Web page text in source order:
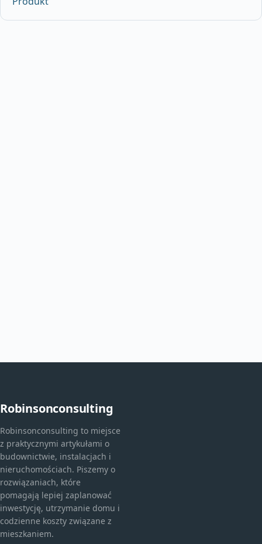
Robinsonconsulting
Robinsonconsulting to miejsce
z praktycznymi artykułami o
budownictwie, instalacjach i
nieruchomościach. Piszemy o
rozwiązaniach, które
pomagają lepiej zaplanować
inwestycję, utrzymanie domu i
codzienne koszty związane z
mieszkaniem.